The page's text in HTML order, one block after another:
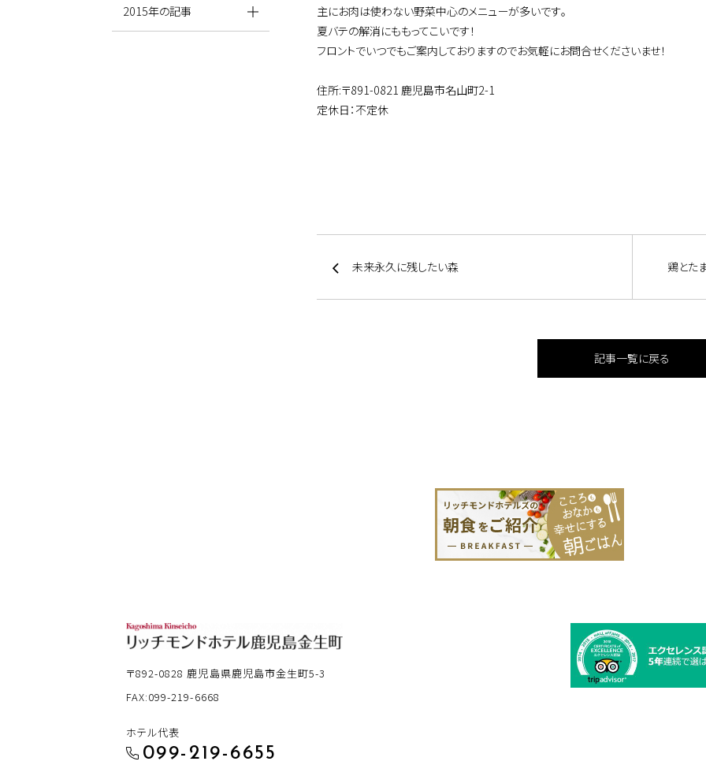
主にお肉は使わない野菜中心のメニューが多いです｡
夏バテの解消にももってこいです！
フロントでいつでもご案内しておりますのでお気軽にお問合せくださいませ！
住所:〒891-0821 鹿児島市名山町2-1
定休日：不定休
未来永久に残したい森 鶏とた
記事一覧に戻る
2015年の記事
〒892-0828 鹿児島県鹿児島市金生町5-3
FAX:099-219-6668
ホテル代表
099-219-6655